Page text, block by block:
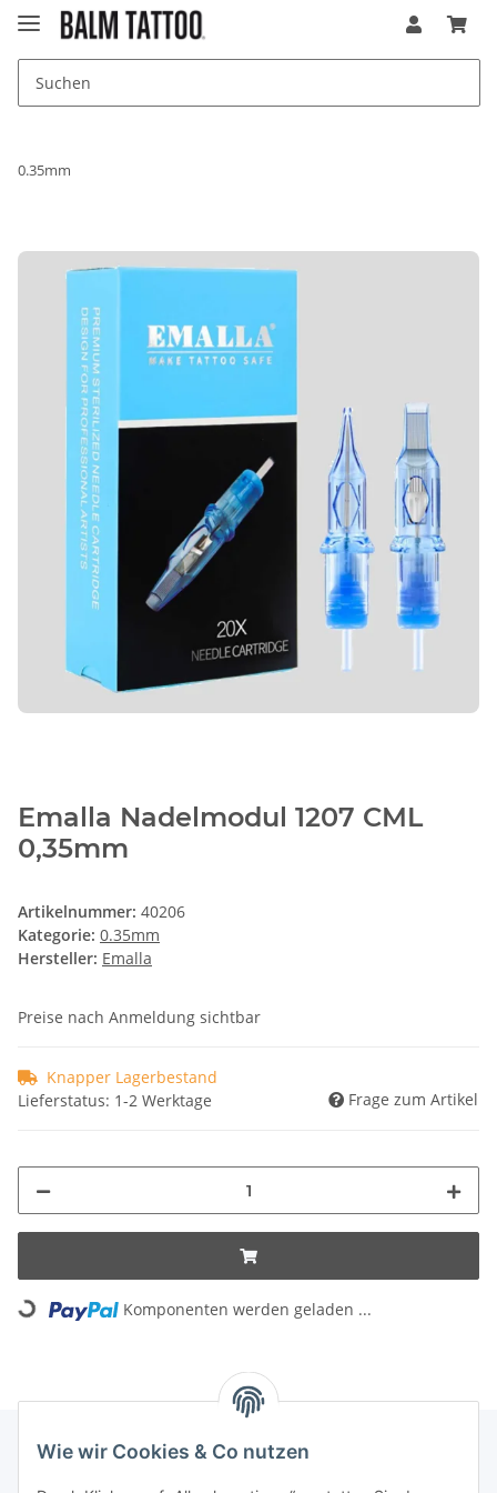
0.35mm
Emalla Nadelmodul 1207 CML
0,35mm
Artikelnummer: 40206
Kategorie: 0.35mm
Hersteller: Emalla
Preise nach Anmeldung sichtbar
Knapper Lagerbestand
Lieferstatus: 1-2 Werktage
Frage zum Artikel
Loading... Komponenten werden geladen ...
Wie wir Cookies & Co nutzen